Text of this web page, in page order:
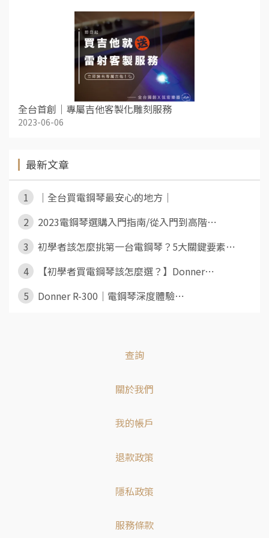
全台首創｜專屬吉他客製化雕刻服務
2023-06-06
最新文章
1
｜全台買電鋼琴最安心的地方｜
2
2023電鋼琴選購入門指南/從入門到高階⋯
3
初學者該怎麼挑第一台電鋼琴？5大關鍵要素⋯
4
【初學者買電鋼琴該怎麼選？】Donner⋯
5
Donner R-300｜電鋼琴深度體驗⋯
查詢
關於我們
我的帳戶
退款政策
隱私政策
服務條款